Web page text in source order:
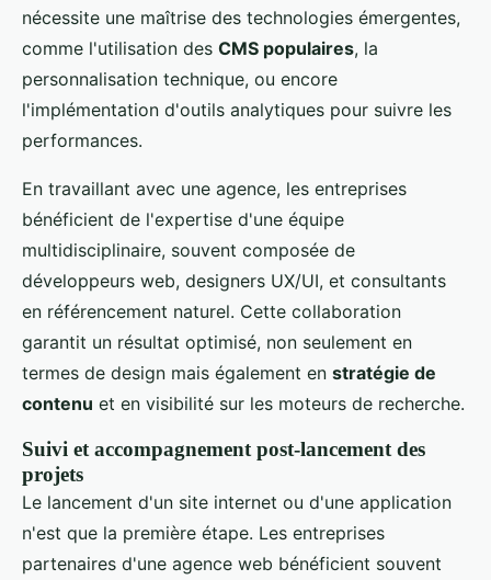
nécessite une maîtrise des technologies émergentes,
comme l'utilisation des CMS populaires, la
personnalisation technique, ou encore
l'implémentation d'outils analytiques pour suivre les
performances.
En travaillant avec une agence, les entreprises
bénéficient de l'expertise d'une équipe
multidisciplinaire, souvent composée de
développeurs web, designers UX/UI, et consultants
en référencement naturel. Cette collaboration
garantit un résultat optimisé, non seulement en
termes de design mais également en stratégie de
contenu et en visibilité sur les moteurs de recherche.
Suivi et accompagnement post-lancement des
projets
Le lancement d'un site internet ou d'une application
n'est que la première étape. Les entreprises
partenaires d'une agence web bénéficient souvent